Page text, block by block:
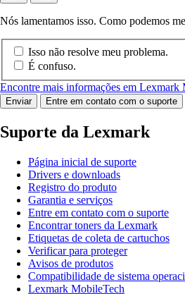
Nós lamentamos isso. Como podemos
Isso não resolve meu problema.
É confuso.
Encontre mais informações em Lexmark
Enviar Entre em contato com o suporte
Suporte da Lexmark
Página inicial de suporte
Drivers e downloads
Registro do produto
Garantia e serviços
Entre em contato com o suporte
Encontrar toners da Lexmark
Etiquetas de coleta de cartuchos
Verificar para proteger
Avisos de produtos
Compatibilidade de sistema
Lexmark MobileTech